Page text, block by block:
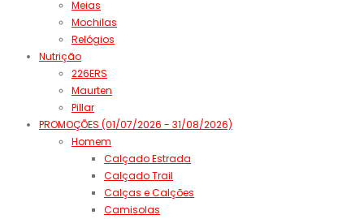
Meias
Mochilas
Relógios
Nutrição
226ERS
Maurten
Pillar
PROMOÇÕES (01/07/2026 - 31/08/2026)
Homem
Calçado Estrada
Calçado Trail
Calças e Calções
Camisolas